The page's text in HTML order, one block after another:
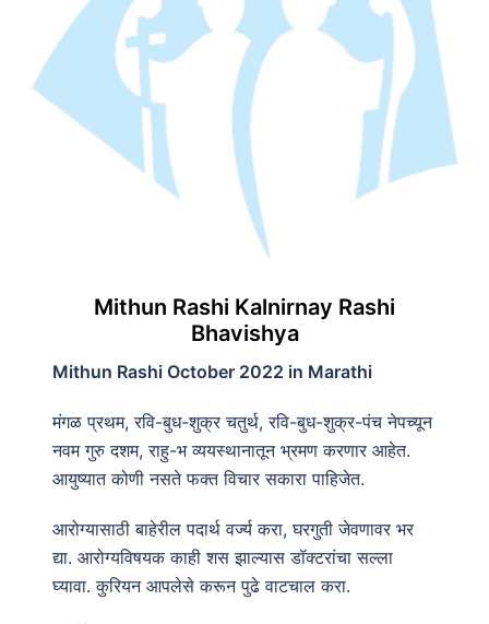
Mithun Rashi Kalnirnay Rashi
Bhavishya
Mithun Rashi October 2022 in Marathi
मंगळ प्रथम, रवि-बुध-शुक्र चतुर्थ, रवि-बुध-शुक्र-पंच नेपच्यून
नवम गुरु दशम, राहु-भ व्ययस्थानातून भ्रमण करणार आहेत.
आयुष्यात कोणी नसते फक्त विचार सकारा पाहिजेत.
आरोग्यासाठी बाहेरील पदार्थ वर्ज्य करा, घरगुती जेवणावर भर
द्या. आरोग्यविषयक काही शस झाल्यास डॉक्टरांचा सल्ला
घ्यावा. कुरियन आपलेसे करून पुढे वाटचाल करा.